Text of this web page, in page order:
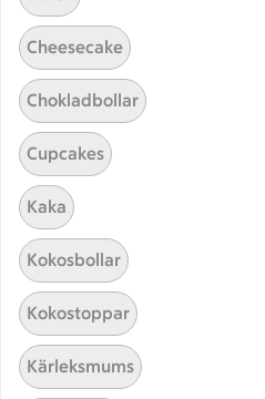
Hittade
Testa att söka på något
Kåldolmar
Cheesecake
Chokladbollar
Cupcakes
Kaka
Kokosbollar
Kokostoppar
Kärleksmums